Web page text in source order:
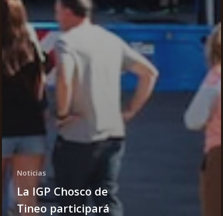
Noticias
La IGP Chosco de
Tineo participará